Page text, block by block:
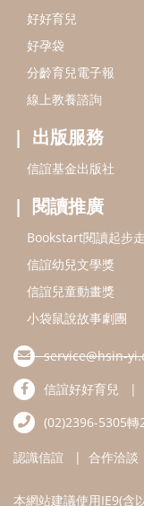
好好育兒
好孕袋
分齡育兒電子報
線上教養諮詢
出版服務
信誼基金出版社
閱讀推廣
Bookstart閱讀起步走
信誼幼兒文學獎
信誼兒童動畫獎
小袋鼠說故事劇團
service@hsin-
信誼好好育兒
(02)2396-5305
認識信誼 合作洽談
本網站建議使用IE9(含